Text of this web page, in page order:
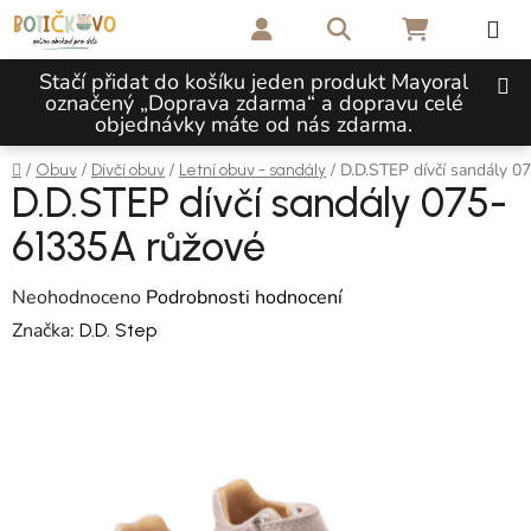
Přejít na obsah
Stačí přidat do košíku jeden produkt Mayoral
označený „Doprava zdarma“ a dopravu celé
objednávky máte od nás zdarma.
Hledat NÁKUPNÍ
Domů
/ Obuv / Dívčí obuv / Letní obuv - sandály / D.D.STEP dívčí sandály
D.D.STEP dívčí sandály 075-
61335A růžové
Průměrné hodnocení produktu je 0,0 z 5 hvězdiček.
Neohodnoceno Podrobnosti hodnocení
Značka: D.D. Step